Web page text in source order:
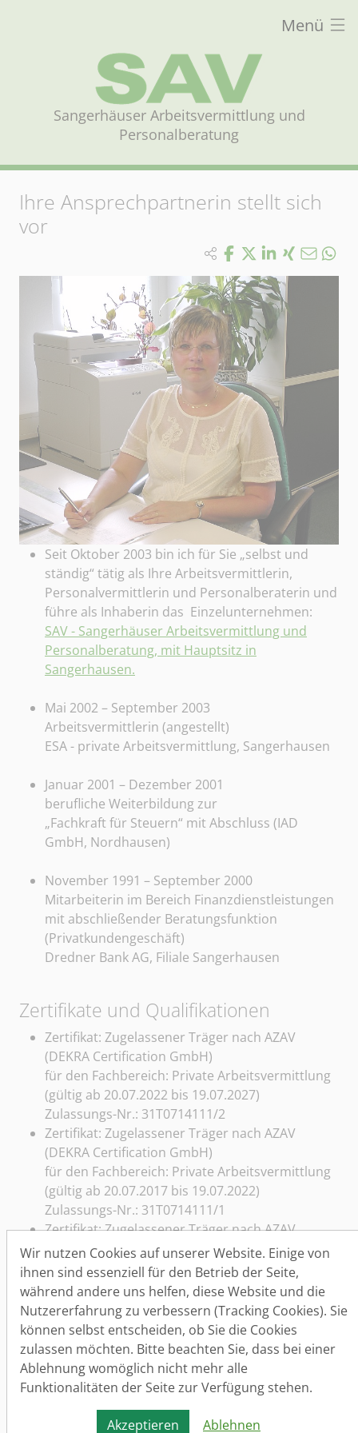
Menü
Sangerhäuser Arbeitsvermittlung und
Personalberatung
Ihre Ansprechpartnerin stellt sich
vor
Seit Oktober 2003 bin ich für Sie „selbst und
ständig“ tätig als Ihre Arbeitsvermittlerin,
Personalvermittlerin und Personalberaterin und
führe als Inhaberin das Einzelunternehmen:
SAV - Sangerhäuser Arbeitsvermittlung und
Personalberatung, mit Hauptsitz in
Sangerhausen.
Mai 2002 – September 2003
Arbeitsvermittlerin (angestellt)
ESA - private Arbeitsvermittlung, Sangerhausen
Januar 2001 – Dezember 2001
berufliche Weiterbildung zur
„Fachkraft für Steuern“ mit Abschluss (IAD
GmbH, Nordhausen)
November 1991 – September 2000
Mitarbeiterin im Bereich Finanzdienstleistungen
mit abschließender Beratungsfunktion
(Privatkundengeschäft)
Dredner Bank AG, Filiale Sangerhausen
Zertifikate und Qualifikationen
Zertifikat: Zugelassener Träger nach AZAV
(DEKRA Certification GmbH)
für den Fachbereich: Private Arbeitsvermittlung
(gültig ab 20.07.2022 bis 19.07.2027)
Zulassungs-Nr.: 31T0714111/2
Zertifikat: Zugelassener Träger nach AZAV
(DEKRA Certification GmbH)
für den Fachbereich: Private Arbeitsvermittlung
(gültig ab 20.07.2017 bis 19.07.2022)
Zulassungs-Nr.: 31T0714111/1
Zertifikat: Zugelassener Träger nach AZAV
(DEKRA Certification GmbH)
für den Fachbereich: Private Arbeitsvermittlung
(gültig ab 18.07.2014 bis 19.07.2017)
Zulassungs-Nr.: 31T0714111
Zertifikat: Zugelassener Träger nach AZAV (DQS
GmbH)
für den Fachbereich: Private Arbeitsvermittlung
(gültig ab 20.07.2012 bis 17.07.2014)
Zertifikate über die Einhaltung von
Wir nutzen Cookies auf unserer Website. Einige von
ihnen sind essenziell für den Betrieb der Seite,
während andere uns helfen, diese Website und die
Nutzererfahrung zu verbessern (Tracking Cookies). Sie
können selbst entscheiden, ob Sie die Cookies
zulassen möchten. Bitte beachten Sie, dass bei einer
Ablehnung womöglich nicht mehr alle
Funktionalitäten der Seite zur Verfügung stehen.
Akzeptieren Ablehnen